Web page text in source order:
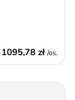
1095,78 zł /os.